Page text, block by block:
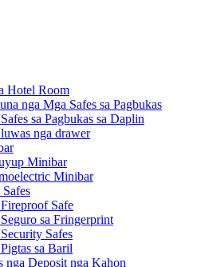
Hotel Room
nga Mga Safes sa Pagbukas
sa Pagbukas sa Daplin
nga drawer
Minibar
Minibar
Safe
sa Fringerprint
Safes
sa Baril
nga Deposit nga Kahon